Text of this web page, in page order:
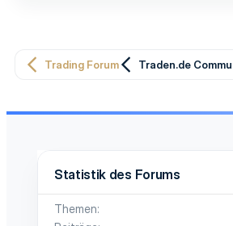
Trading Forum Traden.de
Statistik des Forums
Themen